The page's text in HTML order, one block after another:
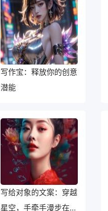
写作宝：释放你的创意
潜能
写给对象的文案：穿越
星空，手牵手漫步在梦